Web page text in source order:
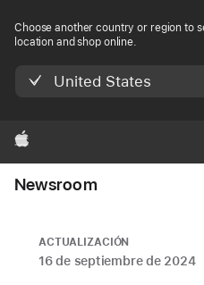
Choose another country or region to
location and shop online.
United States
Apple
Newsroom
ACTUALIZACIÓN
16 de septiembre de 2024